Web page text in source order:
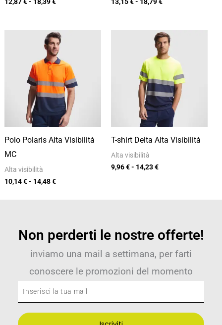
12,87€- 18,39€ 13,15€- 18,79€
Polo Polaris Alta Visibilità
MC
Alta visibilità
10,14€- 14,48€
Fascia
di
prezzo:
da
10,14 €
a
14,48 €
T-shirt Delta Alta Visibilità
Alta visibilità
9,96€- 14,23€
Fascia
di
prezzo:
da
9,96 €
a
14,23 €
Non perderti le nostre offerte!
inviamo una mail a settimana, per farti
conoscere le promozioni del momento
Inserisci
la
tua